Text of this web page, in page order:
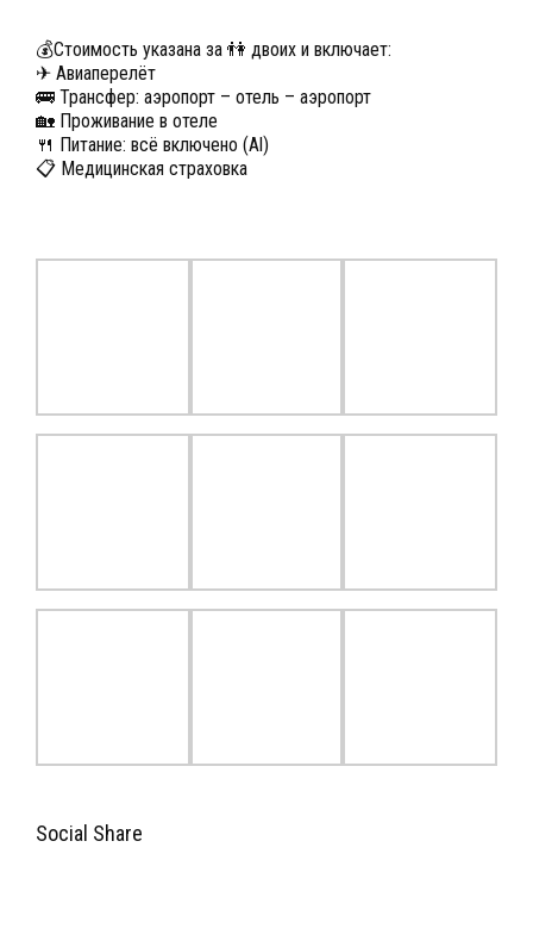
💰Стоимость указана за 👫 двоих и включает:
✈ Авиаперелёт
🚌 Трансфер: аэропорт – отель – аэропорт
🏡 Проживание в отеле
🍴 Питание: всё включено (Al)
📋 Медицинская страховка
Social Share